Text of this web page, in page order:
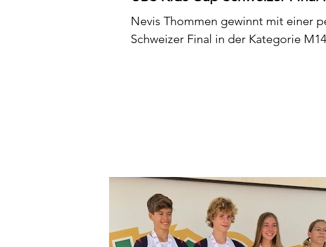
Nevis Thommen gewinnt mit einer
Schweizer Final in der Kategorie